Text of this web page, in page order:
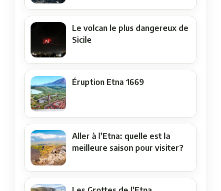
Le volcan le plus dangereux de
Sicile
Éruption Etna 1669
Aller à l’Etna: quelle est la
meilleure saison pour visiter?